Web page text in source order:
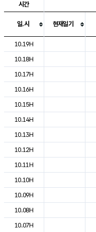
도시별 기상실황표로 지점,
시간
일.시 현재일기
10.19H
10.18H
10.17H
10.16H
10.15H
10.14H
10.13H
10.12H
10.11H
10.10H
10.09H
10.08H
10.07H